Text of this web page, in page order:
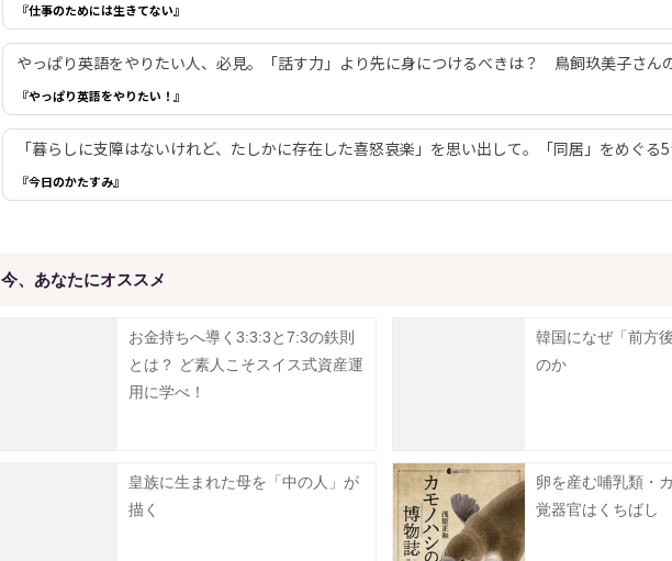
『仕事のためには生きてない』
やっぱり英語をやりたい人、必見。「話す力」より先に身につけるべきは？ 鳥飼玖美子さん
『やっぱり英語をやりたい！』
「暮らしに支障はないけれど、たしかに存在した喜怒哀楽」を思い出して。「同居」をめぐる5
『今日のかたすみ』
今、あなたにオススメ
お金持ちへ導く3:3:3と7:3の鉄則
とは？ ど素人こそスイス式資産運
用に学べ！
韓国になぜ「前方
のか
皇族に生まれた母を「中の人」が
描く
卵を産む哺乳類・
覚器官はくちばし